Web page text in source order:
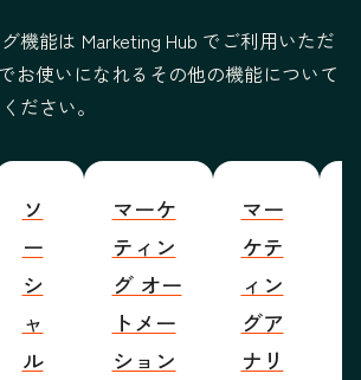
機能は Marketing Hub でご利用いただ
お使いになれるその他の機能について
ださい。
ソ
ー
シ
ャ
ル
マーケ
ティン
グ オー
トメー
ション
マー
ケテ
ィン
グア
ナリ